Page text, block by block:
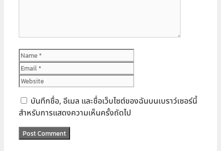
Name
บันทึกชื่อ, อีเมล และชื่อเว็บไซต์ของฉันบนเบราว์เซอร์นี้
สำหรับการแสดงความเห็นครั้งถัดไป